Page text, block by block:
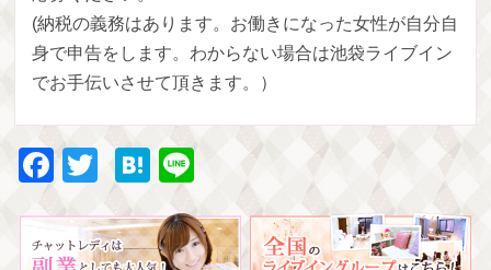
(納税の義務はあります。お働きになった女性が自分自
身で申告をします。わからない場合は池袋ライブイン
でお手伝いさせて頂きます。）
Facebook
TwitterHatena
Line